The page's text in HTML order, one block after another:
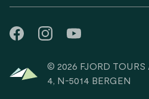
© 2026 FJORD TOURS
4, N-5014 BERGEN